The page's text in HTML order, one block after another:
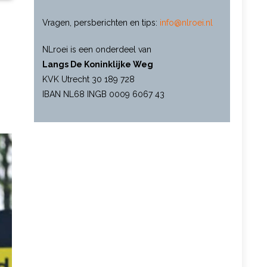
Vragen, persberichten en tips: info@nlroei.nl
NLroei is een onderdeel van
Langs De Koninklijke Weg
KVK Utrecht 30 189 728
IBAN NL68 INGB 0009 6067 43